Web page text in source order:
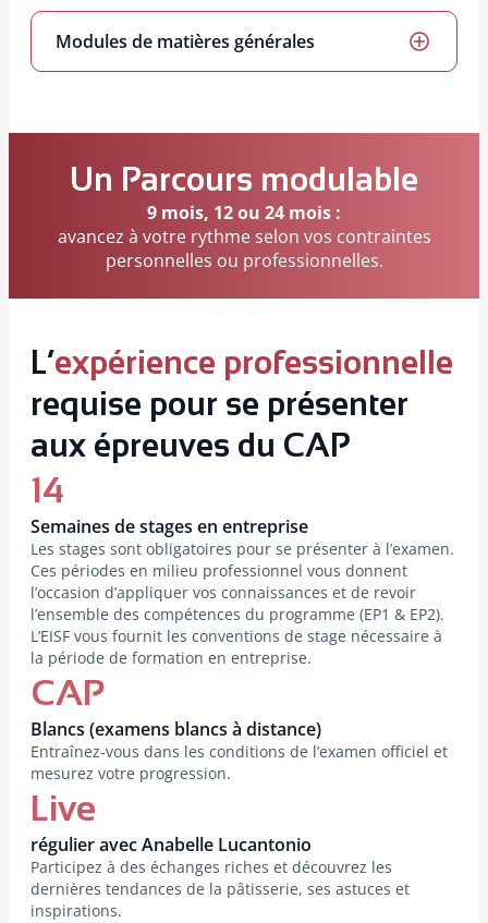
bonnes pratiques liées au respect de
l’environnement.
Pour ceux qui souhaitent aller plus loin, ce module
explore les bases de l’entrepreneuriat et de la
Modules de matières générales
Un Parcours modulable
9 mois, 12 ou 24 mois :
avancez à votre rythme selon vos contraintes
personnelles ou professionnelles.
L’expérience professionnelle
requise pour se présenter
aux épreuves du CAP
14
Semaines de stages en entreprise
Les stages sont obligatoires pour se présenter à l’examen.
Ces périodes en milieu professionnel vous donnent
l’occasion d’appliquer vos connaissances et de revoir
l’ensemble des compétences du programme (EP1 & EP2).
L’EISF vous fournit les conventions de stage nécessaire à
la période de formation en entreprise.
CAP
Blancs (examens blancs à distance)
Entraînez-vous dans les conditions de l’examen officiel et
mesurez votre progression.
Live
régulier avec Anabelle Lucantonio
Participez à des échanges riches et découvrez les
dernières tendances de la pâtisserie, ses astuces et
inspirations.